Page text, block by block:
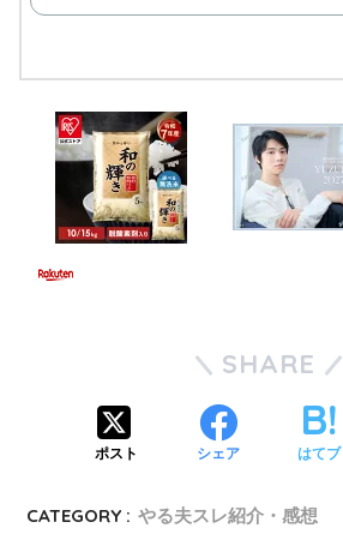
SHARE
ポスト シェア はてブ
CATEGORY : やる夫スレ紹介・感想